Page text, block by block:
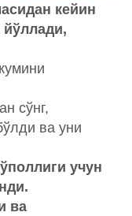
кейин
сўнг,
ва уни
учун
ва